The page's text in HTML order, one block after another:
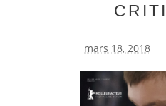
mars 18, 2018